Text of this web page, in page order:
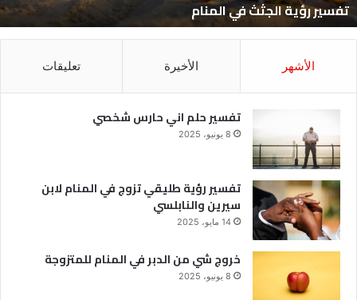
تفسير رؤية الجثث في المنام
الأشهر الأخيرة تعليقات
تفسير حلم اني حارس شخصي
8 يونيو، 2025
تفسير رؤية طليقي تزوج في المنام لابن
سيرين والنابلسي
14 مايو، 2025
خروج شي من الدبر في المنام للمتزوجة
8 يونيو، 2025